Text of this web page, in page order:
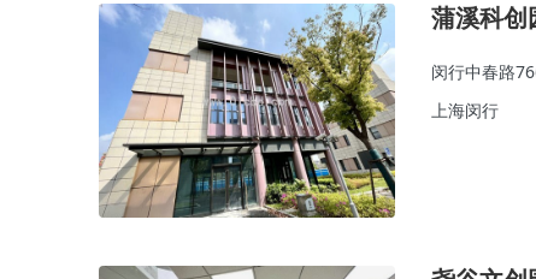
蒲溪科创
闵行中春路
上海闵行